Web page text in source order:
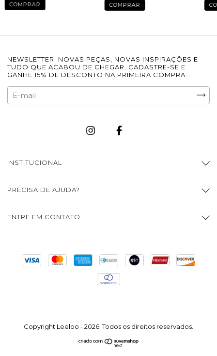
COMPRAR COMPRAR
NEWSLETTER: NOVAS PEÇAS, NOVAS INSPIRAÇÕES E
TUDO QUE ACABOU DE CHEGAR. CADASTRE-SE E
GANHE 15% DE DESCONTO NA PRIMEIRA COMPRA.
INSTITUCIONAL
PRECISA DE AJUDA?
ENTRE EM CONTATO
Copyright Leeloo - 2026. Todos os direitos reservados.